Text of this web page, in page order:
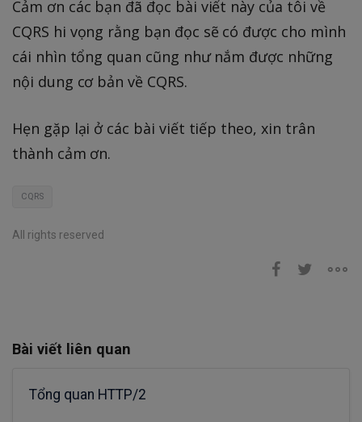
Cảm ơn các bạn đã đọc bài viết này của tôi về
CQRS hi vọng rằng bạn đọc sẽ có được cho mình
cái nhìn tổng quan cũng như nắm được những
nội dung cơ bản về CQRS.
Hẹn gặp lại ở các bài viết tiếp theo, xin trân
thành cảm ơn.
CQRS
All rights reserved
Bài viết liên quan
Tổng quan HTTP/2